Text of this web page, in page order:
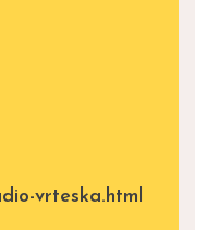
vrteska.html